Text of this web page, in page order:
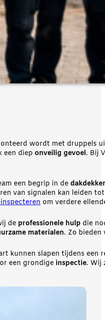
wordt met druppels
een diep onveilig gevoel. Bij
een begrip in de
van signalen kan leiden
om verdere
de professionele hulp die
materialen. Zo
kunnen slapen tijdens
een grondige inspectie. Wij